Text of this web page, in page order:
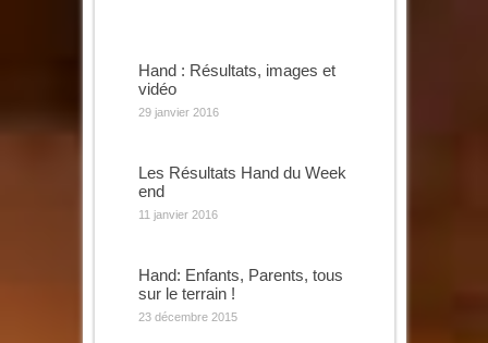
Hand : Résultats, images et
vidéo
29 janvier 2016
Les Résultats Hand du Week
end
11 janvier 2016
Hand: Enfants, Parents, tous
sur le terrain !
23 décembre 2015